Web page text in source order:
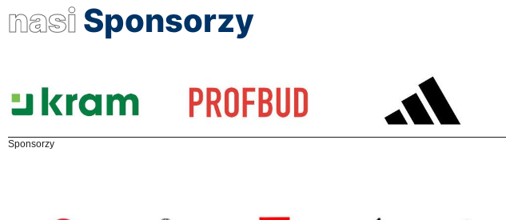
nasi Sponsorzy
Sponsorzy